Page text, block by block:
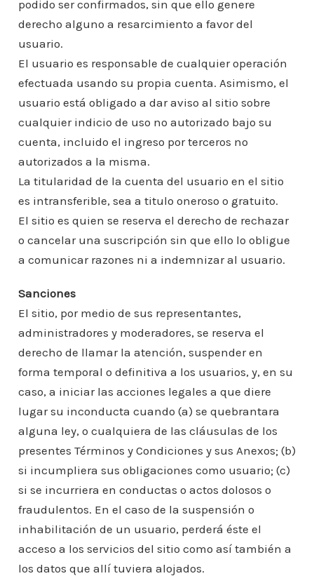
podido ser confirmados, sin que ello genere
derecho alguno a resarcimiento a favor del
usuario.
El usuario es responsable de cualquier operación
efectuada usando su propia cuenta. Asimismo, el
usuario está obligado a dar aviso al sitio sobre
cualquier indicio de uso no autorizado bajo su
cuenta, incluido el ingreso por terceros no
autorizados a la misma.
La titularidad de la cuenta del usuario en el sitio
es intransferible, sea a titulo oneroso o gratuito.
El sitio es quien se reserva el derecho de rechazar
o cancelar una suscripción sin que ello lo obligue
a comunicar razones ni a indemnizar al usuario.
Sanciones
El sitio, por medio de sus representantes,
administradores y moderadores, se reserva el
derecho de llamar la atención, suspender en
forma temporal o definitiva a los usuarios, y, en su
caso, a iniciar las acciones legales a que diere
lugar su inconducta cuando (a) se quebrantara
alguna ley, o cualquiera de las cláusulas de los
presentes Términos y Condiciones y sus Anexos; (b)
si incumpliera sus obligaciones como usuario; (c)
si se incurriera en conductas o actos dolosos o
fraudulentos. En el caso de la suspensión o
inhabilitación de un usuario, perderá éste el
acceso a los servicios del sitio como así también a
los datos que allí tuviera alojados.